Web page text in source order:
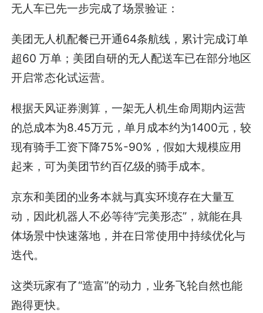
无人车已先一步完成了场景验证：
美团无人机配餐已开通64条航线，累计完成订单
超60 万单；美团自研的无人配送车已在部分地区
开启常态化试运营。
根据天风证券测算，一架无人机生命周期内运营
的总成本为8.45万元，单月成本约为1400元，较
现有骑手工资下降75%-90%，假如大规模应用
起来，可为美团节约百亿级的骑手成本。
京东和美团的业务本就与真实环境存在大量互
动，因此机器人不必等待“完美形态”，就能在具
体场景中快速落地，并在日常使用中持续优化与
迭代。
这类玩家有了“造富”的动力，业务飞轮自然也能
跑得更快。